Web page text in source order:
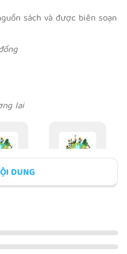
AND
AND
AND
AND
sách và được biên soạn
lai
DUNG